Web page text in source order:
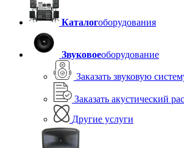
Каталогоборудования
Звуковоеоборудование
Заказать звуковую
Заказать акустический
Другие услуги